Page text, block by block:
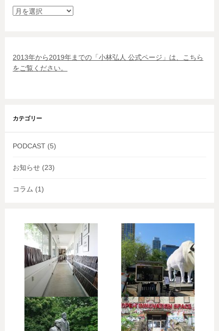
過
カ
イ
2013年から2019年までの「小林弘人 公式ページ」は、こちら
をご覧ください。
カテゴリー
PODCAST (5)
お知らせ (23)
コラム (1)